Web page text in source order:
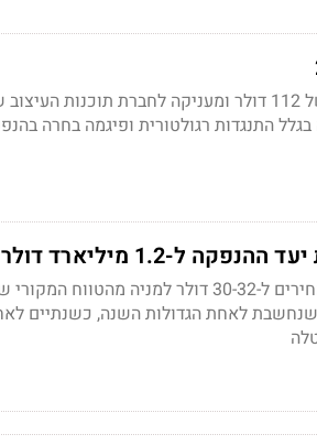
המניה מזנקת ביום הראשון שלה בבורסה למחיר של 112 דולר ומעניקה לחברת
התנגדות רגולטורית ופיגמה בחרה
1.2 מיליארד דולר
דולר בהנפקה שנחשבת לאחת הגדולות השנה, כשנתיים